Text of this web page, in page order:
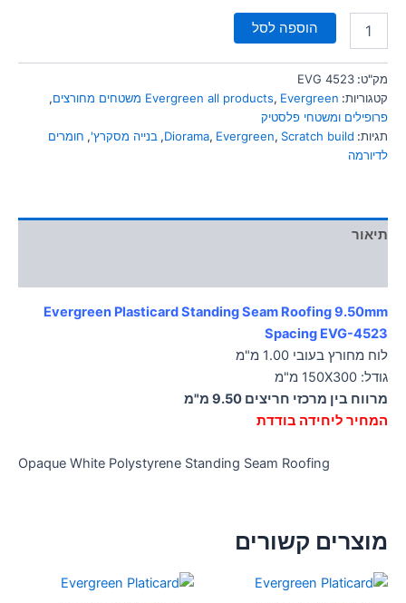
הוספה לסל
מק"ט: EVG 4523
קטגוריות:
Evergreen all products, Evergreen משטחים מחורצים
,
פרופילים ומשטחי פלסטיק
תגיות:
Diorama, Evergreen, Scratch build
, בנייה מסקרץ', חומרים
לדיורמה
תיאור
Evergreen Plasticard Standing Seam Roofing 9.50mm
Spacing EVG-4523
לוח מחורץ בעובי 1.00 מ"מ
גודל: 150X300 מ"מ
מרווח בין מרכזי חריצים 9.50 מ"מ
המחיר ליחידה בודדת
Opaque White Polystyrene Standing Seam Roofing
מוצרים קשורים